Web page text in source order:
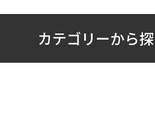
カテゴリーから